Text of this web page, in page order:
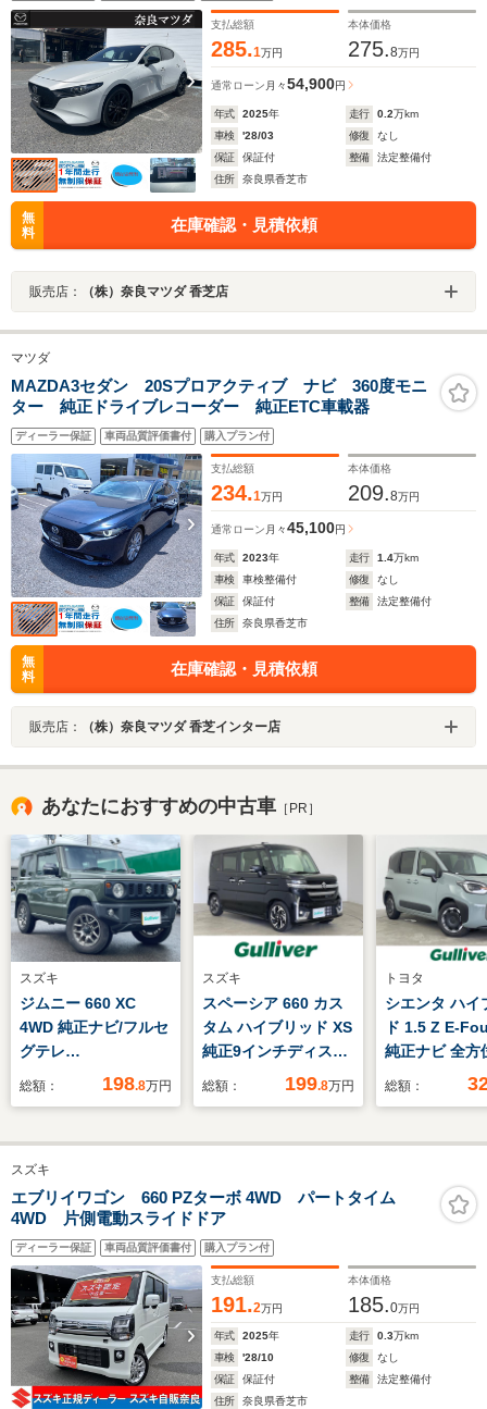
支払総額
285.1万円
本体価格
275.8万円
通常ローン 月々54,900円
年式 2025年 走行 0.2万km
車検
'28/03 修復
なし
保証
保証付 整備
法定整備付
住所
奈良県香芝市
無
料
在庫確認・見積依頼
販売店： （株）奈良マツダ 香芝店
マツダ
MAZDA3セダン 20Sプロアクティブ ナビ 360度モニ
ター 純正ドライブレコーダー 純正ETC車載器
ディーラー保証 車両品質評価書付 購入プラン付
支払総額
234.1万円
本体価格
209.8万円
通常ローン 月々45,100円
年式 2023年 走行 1.4万km
車検
車検整備付 修復
なし
保証
保証付 整備
法定整備付
住所
奈良県香芝市
無
料
在庫確認・見積依頼
販売店： （株）奈良マツダ 香芝インター店
あなたにおすすめの中古車 ［PR］
スズキ
ジムニー 660 XC
4WD 純正ナビ/フルセ
グテレ
ビ/Bluetooth/CD/DVD/USB/ETC/
ッチ/衝突軽減システ
ム/横滑り防止/車線逸
脱防止/ダウンヒルア
シスト/シートヒータ
ー
総額： 198.8万円
スズキ
スペーシア 660 カス
タム ハイブリッド XS
純正9インチディスプ
レイオーディオ 全方
フティサポート アダ
トロール シートヒー
ター ステアリングヒ
ーター オートハイビ
ーム LEDライト
総額： 199.8万円
トヨタ
シエンタ ハイ
ド 1.5 Z E-
純正ナビ 全方
ター 前後ドラ
総額：
スズキ
エブリイワゴン 660 PZターボ 4WD パートタイム
4WD 片側電動スライドドア
ディーラー保証 車両品質評価書付 購入プラン付
支払総額
191.2万円
本体価格
185.0万円
年式 2025年 走行 0.3万km
車検
'28/10 修復
なし
保証
保証付 整備
法定整備付
住所
奈良県香芝市